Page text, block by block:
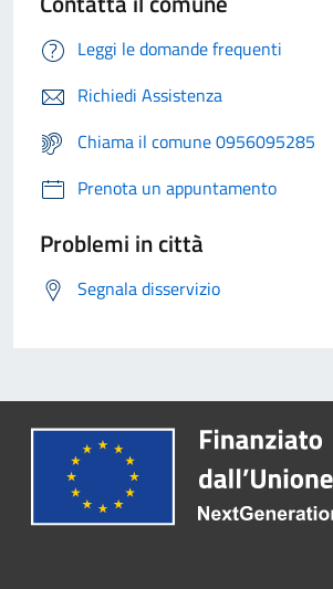
Leggi le domande frequenti
Richiedi Assistenza
Chiama il comune 0956095285
Prenota un appuntamento
Problemi in città
Segnala disservizio